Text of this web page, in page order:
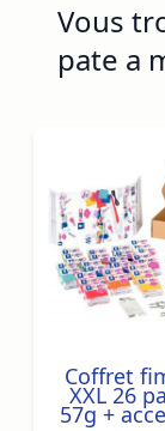
Vous
pate a
Navigating
Press to go
Coffret
XXL 26
57g +